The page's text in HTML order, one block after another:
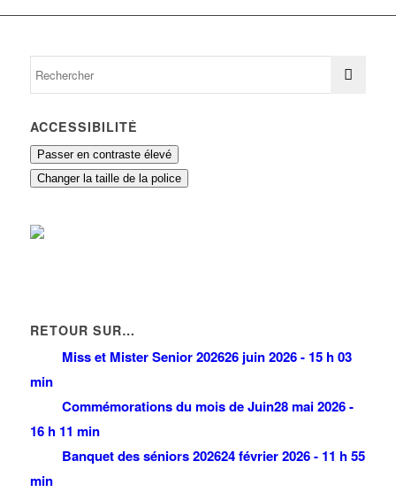
ACCESSIBILITÉ
Passer en contraste élevé
Changer la taille de la police
RETOUR SUR…
Miss et Mister Senior 202626 juin 2026 - 15 h 03
min
Commémorations du mois de Juin28 mai 2026 -
16 h 11 min
Banquet des séniors 202624 février 2026 - 11 h 55
min